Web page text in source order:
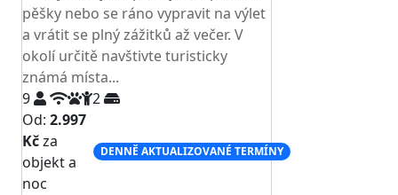
pěšky nebo se ráno vypravit na výlet
a vrátit se plný zážitků až večer. V
okolí určitě navštivte turisticky
známá místa...
9
2
Od: 2.997
Kčza
objekt a
noc
DENNĚ AKTUALIZOVANÉ TERMÍNY